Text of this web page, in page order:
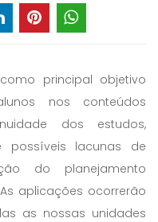
principal objetivo
nos conteúdos
dos estudos,
possíveis lacunas de
do planejamento
aplicações ocorrerão
as nossas unidades